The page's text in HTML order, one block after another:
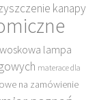
kanapy
lampa
materace dla
na zamówienie